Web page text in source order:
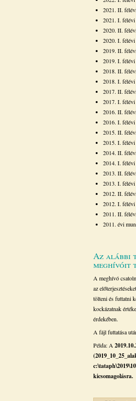
2021. II.
2021. I.
2020. II.
2020. I.
2019. II.
2019. I.
2018. II.
2018. I.
2017. II.
2017. I.
2016. II.
2016. I.
2015. II.
2015. I.
2014. II.
2014. I.
2013. II.
2013. I.
2012. II.
2012. I.
2011. II.
2011. évi
Az alábbi
meghívóit
A meghívó
az
tölteni és futtatni
kockázatnak
érdekében.
A fájl futtatása
Példa: A
kicsomagolásra.